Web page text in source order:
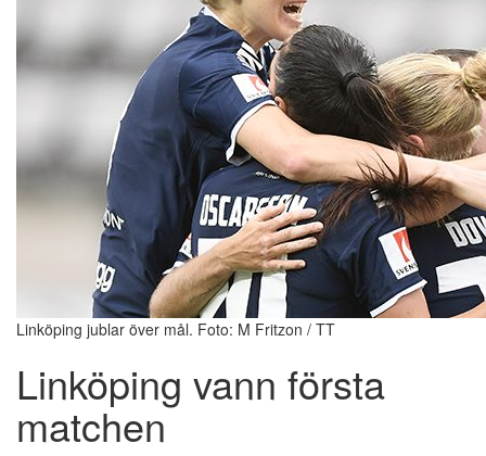
Linköping jublar över mål. Foto: M Fritzon / TT
Linköping vann första
matchen